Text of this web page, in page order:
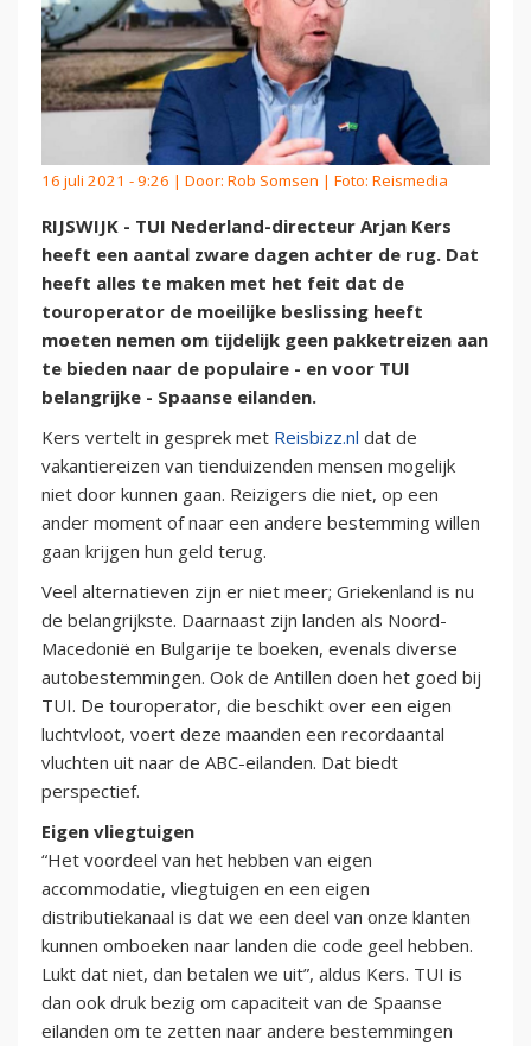
16 juli 2021 - 9:26 | Door: Rob Somsen | Foto: Reismedia
RIJSWIJK - TUI Nederland-directeur Arjan Kers
heeft een aantal zware dagen achter de rug. Dat
heeft alles te maken met het feit dat de
touroperator de moeilijke beslissing heeft
moeten nemen om tijdelijk geen pakketreizen aan
te bieden naar de populaire - en voor TUI
belangrijke - Spaanse eilanden.
Kers vertelt in gesprek met Reisbizz.nl dat de
vakantiereizen van tienduizenden mensen mogelijk
niet door kunnen gaan. Reizigers die niet, op een
ander moment of naar een andere bestemming willen
gaan krijgen hun geld terug.
Veel alternatieven zijn er niet meer; Griekenland is nu
de belangrijkste. Daarnaast zijn landen als Noord-
Macedonië en Bulgarije te boeken, evenals diverse
autobestemmingen. Ook de Antillen doen het goed bij
TUI. De touroperator, die beschikt over een eigen
luchtvloot, voert deze maanden een recordaantal
vluchten uit naar de ABC-eilanden. Dat biedt
perspectief.
Eigen vliegtuigen
“Het voordeel van het hebben van eigen
accommodatie, vliegtuigen en een eigen
distributiekanaal is dat we een deel van onze klanten
kunnen omboeken naar landen die code geel hebben.
Lukt dat niet, dan betalen we uit”, aldus Kers. TUI is
dan ook druk bezig om capaciteit van de Spaanse
eilanden om te zetten naar andere bestemmingen